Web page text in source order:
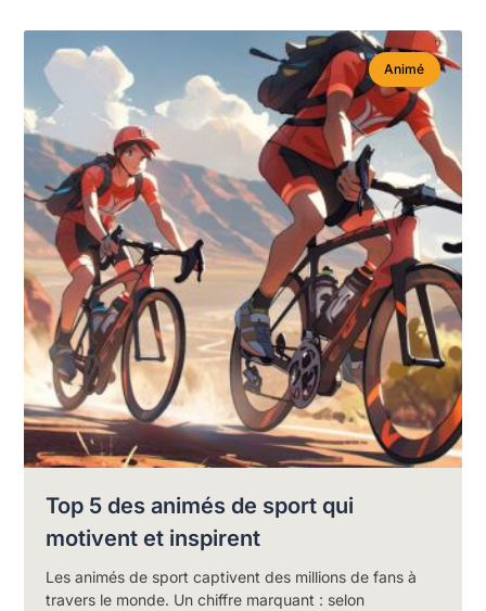
Animé
Top 5 des animés de sport qui
motivent et inspirent
Les animés de sport captivent des millions de fans à
travers le monde. Un chiffre marquant : selon